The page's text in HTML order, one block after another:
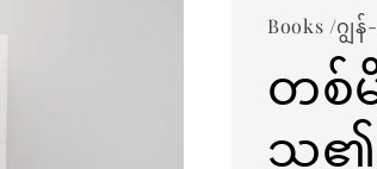
Books /ဂျွန်
တစ်မိ
သူ၏ပ